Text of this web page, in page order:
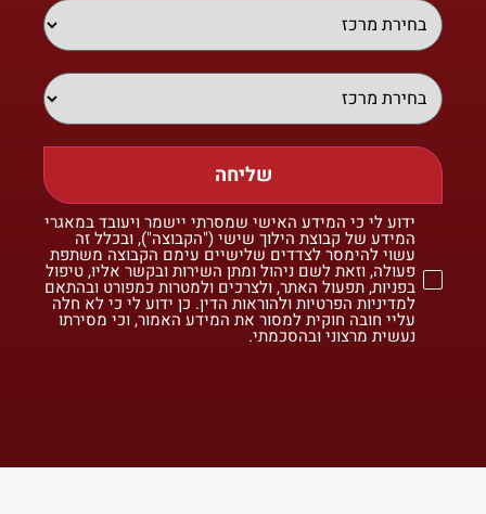
שליחה
ידוע לי כי המידע האישי שמסרתי יישמר ויעובד במאגרי
המידע של קבוצת הילוך שישי ("הקבוצה"), ובכלל זה
עשוי להימסר לצדדים שלישיים עימם הקבוצה משתפת
פעולה, וזאת לשם ניהול ומתן השירות ובקשר אליו, טיפול
בפניות, תפעול האתר, ולצרכים ולמטרות כמפורט ובהתאם
למדיניות הפרטיות ולהוראות הדין. כן ידוע לי כי לא חלה
עליי חובה חוקית למסור את המידע האמור, וכי מסירתו
נעשית מרצוני ובהסכמתי.